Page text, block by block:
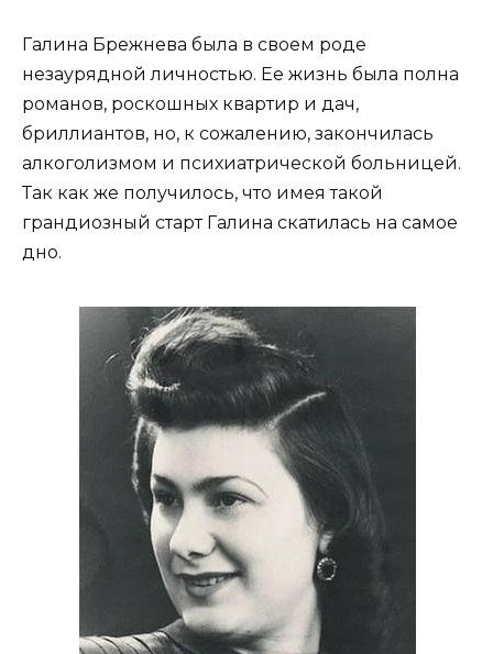
Галина Брежнева была в своем роде
незаурядной личностью. Ее жизнь была полна
романов, роскошных квартир и дач,
бриллиантов, но, к сожалению, закончилась
алкоголизмом и психиатрической больницей.
Так как же получилось, что имея такой
грандиозный старт Галина скатилась на самое
дно.